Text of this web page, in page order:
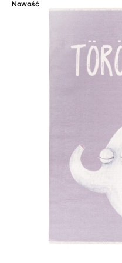
Nowość